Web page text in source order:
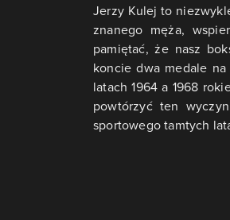
Jerzy Kulej to
znanego męża,
pamiętać, że nasz
koncie dwa medale
latach 1964 a 1968
powtórzyć ten
sportowego tamtych